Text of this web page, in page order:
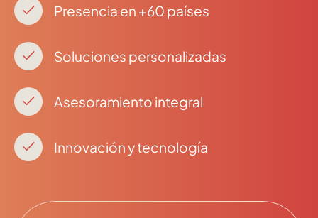
Presencia en +60 países
Soluciones personalizadas
Asesoramiento integral
Innovación y tecnología